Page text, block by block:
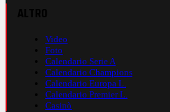
Video
Foto
Calendario Serie A
Calendario Champions
Calendario Europa L.
Calendario Premier L.
Casinò